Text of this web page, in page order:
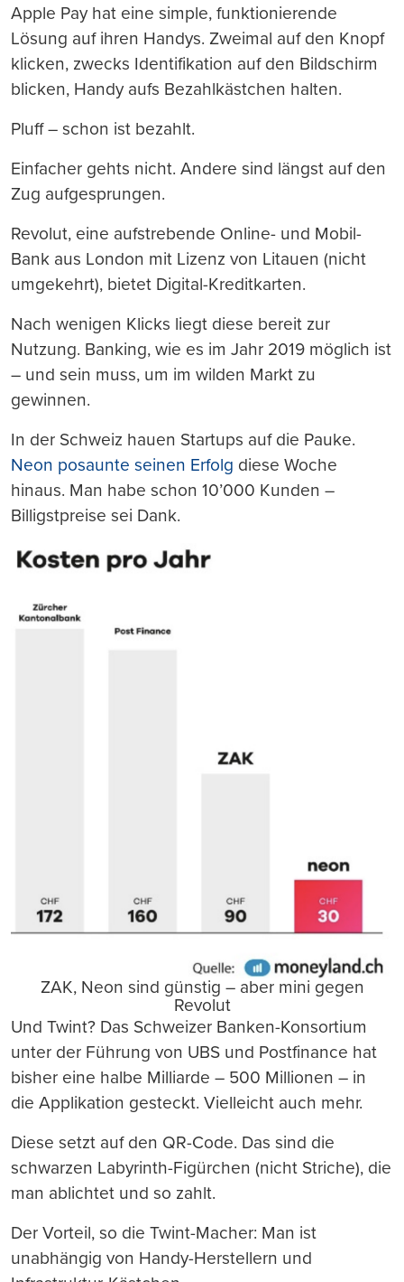
Apple Pay hat eine simple, funktionierende
Lösung auf ihren Handys. Zweimal auf den Knopf
klicken, zwecks Identifikation auf den Bildschirm
blicken, Handy aufs Bezahlkästchen halten.
Pluff – schon ist bezahlt.
Einfacher gehts nicht. Andere sind längst auf den
Zug aufgesprungen.
Revolut, eine aufstrebende Online- und Mobil-
Bank aus London mit Lizenz von Litauen (nicht
umgekehrt), bietet Digital-Kreditkarten.
Nach wenigen Klicks liegt diese bereit zur
Nutzung. Banking, wie es im Jahr 2019 möglich ist
– und sein muss, um im wilden Markt zu
gewinnen.
In der Schweiz hauen Startups auf die Pauke.
Neon posaunte seinen Erfolg diese Woche
hinaus. Man habe schon 10’000 Kunden –
Billigstpreise sei Dank.
ZAK, Neon sind günstig – aber mini gegen
Revolut
Und Twint? Das Schweizer Banken-Konsortium
unter der Führung von UBS und Postfinance hat
bisher eine halbe Milliarde – 500 Millionen – in
die Applikation gesteckt. Vielleicht auch mehr.
Diese setzt auf den QR-Code. Das sind die
schwarzen Labyrinth-Figürchen (nicht Striche), die
man ablichtet und so zahlt.
Der Vorteil, so die Twint-Macher: Man ist
unabhängig von Handy-Herstellern und